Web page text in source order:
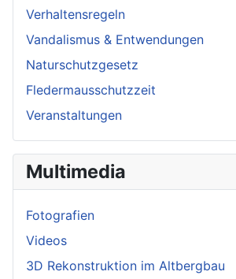
Verhaltensregeln
Vandalismus & Entwendungen
Naturschutzgesetz
Fledermausschutzzeit
Veranstaltungen
Multimedia
Fotografien
Videos
3D Rekonstruktion im Altbergbau